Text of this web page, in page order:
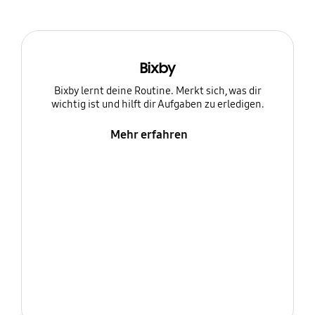
Bixby
Bixby lernt deine Routine. Merkt sich, was dir
wichtig ist und hilft dir Aufgaben zu erledigen.
Mehr erfahren